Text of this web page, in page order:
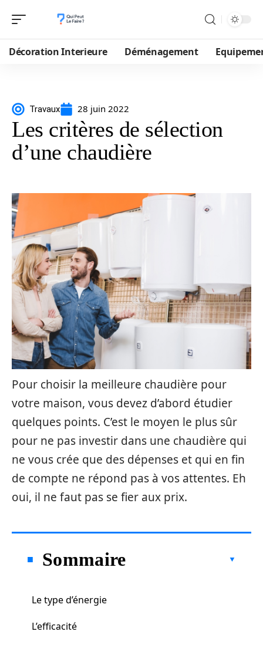
Décoration Interieure Déménagement
Travaux 28 juin 2022
Les critères de sélection
d’une chaudière
Pour choisir la meilleure chaudière pour
votre maison, vous devez d’abord étudier
quelques points. C’est le moyen le plus sûr
pour ne pas investir dans une chaudière qui
ne vous crée que des dépenses et qui en fin
de compte ne répond pas à vos attentes. Eh
oui, il ne faut pas se fier aux prix.
Sommaire
Le type d’énergie
L’efficacité